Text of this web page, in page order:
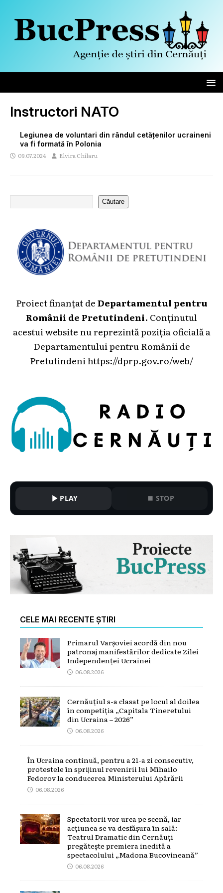
Instructori NATO
Legiunea de voluntari din rândul cetățenilor ucraineni
va fi formată în Polonia
09.07.2024 Elvira Chilaru
Căutare
Proiect finanțat deDepartamentul pentru
Românii de Pretutindeni. Conținutul
acestui website nu reprezintă poziția oficială a
Departamentului pentru Românii de
Pretutindeni https://dprp.gov.ro/web/
PLAY STOP
CELE MAI RECENTE ȘTIRI
Primarul Varșoviei acordă din nou
patronaj manifestărilor dedicate Zilei
Independenței Ucrainei
06.08.2026
Cernăuțiul s-a clasat pe locul al doilea
în competiția „Capitala Tineretului
din Ucraina – 2026”
06.08.2026
În Ucraina continuă, pentru a 21-a zi consecutiv,
protestele în sprijinul revenirii lui Mîhailo
Fedorov la conducerea Ministerului Apărării
06.08.2026
Spectatorii vor urca pe scenă, iar
acțiunea se va desfășura în sală:
Teatrul Dramatic din Cernăuți
pregătește premiera inedită a
spectacolului „Madona Bucovineană”
06.08.2026